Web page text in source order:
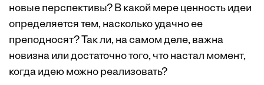
новые перспективы? В какой мере ценность идеи
определяется тем, насколько удачно ее
преподносят? Так ли, на самом деле, важна
новизна или достаточно того, что настал момент,
когда идею можно реализовать?